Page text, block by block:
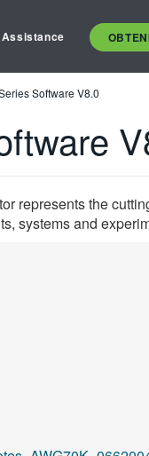
Assistance
Software V8.0
represents the
systems and